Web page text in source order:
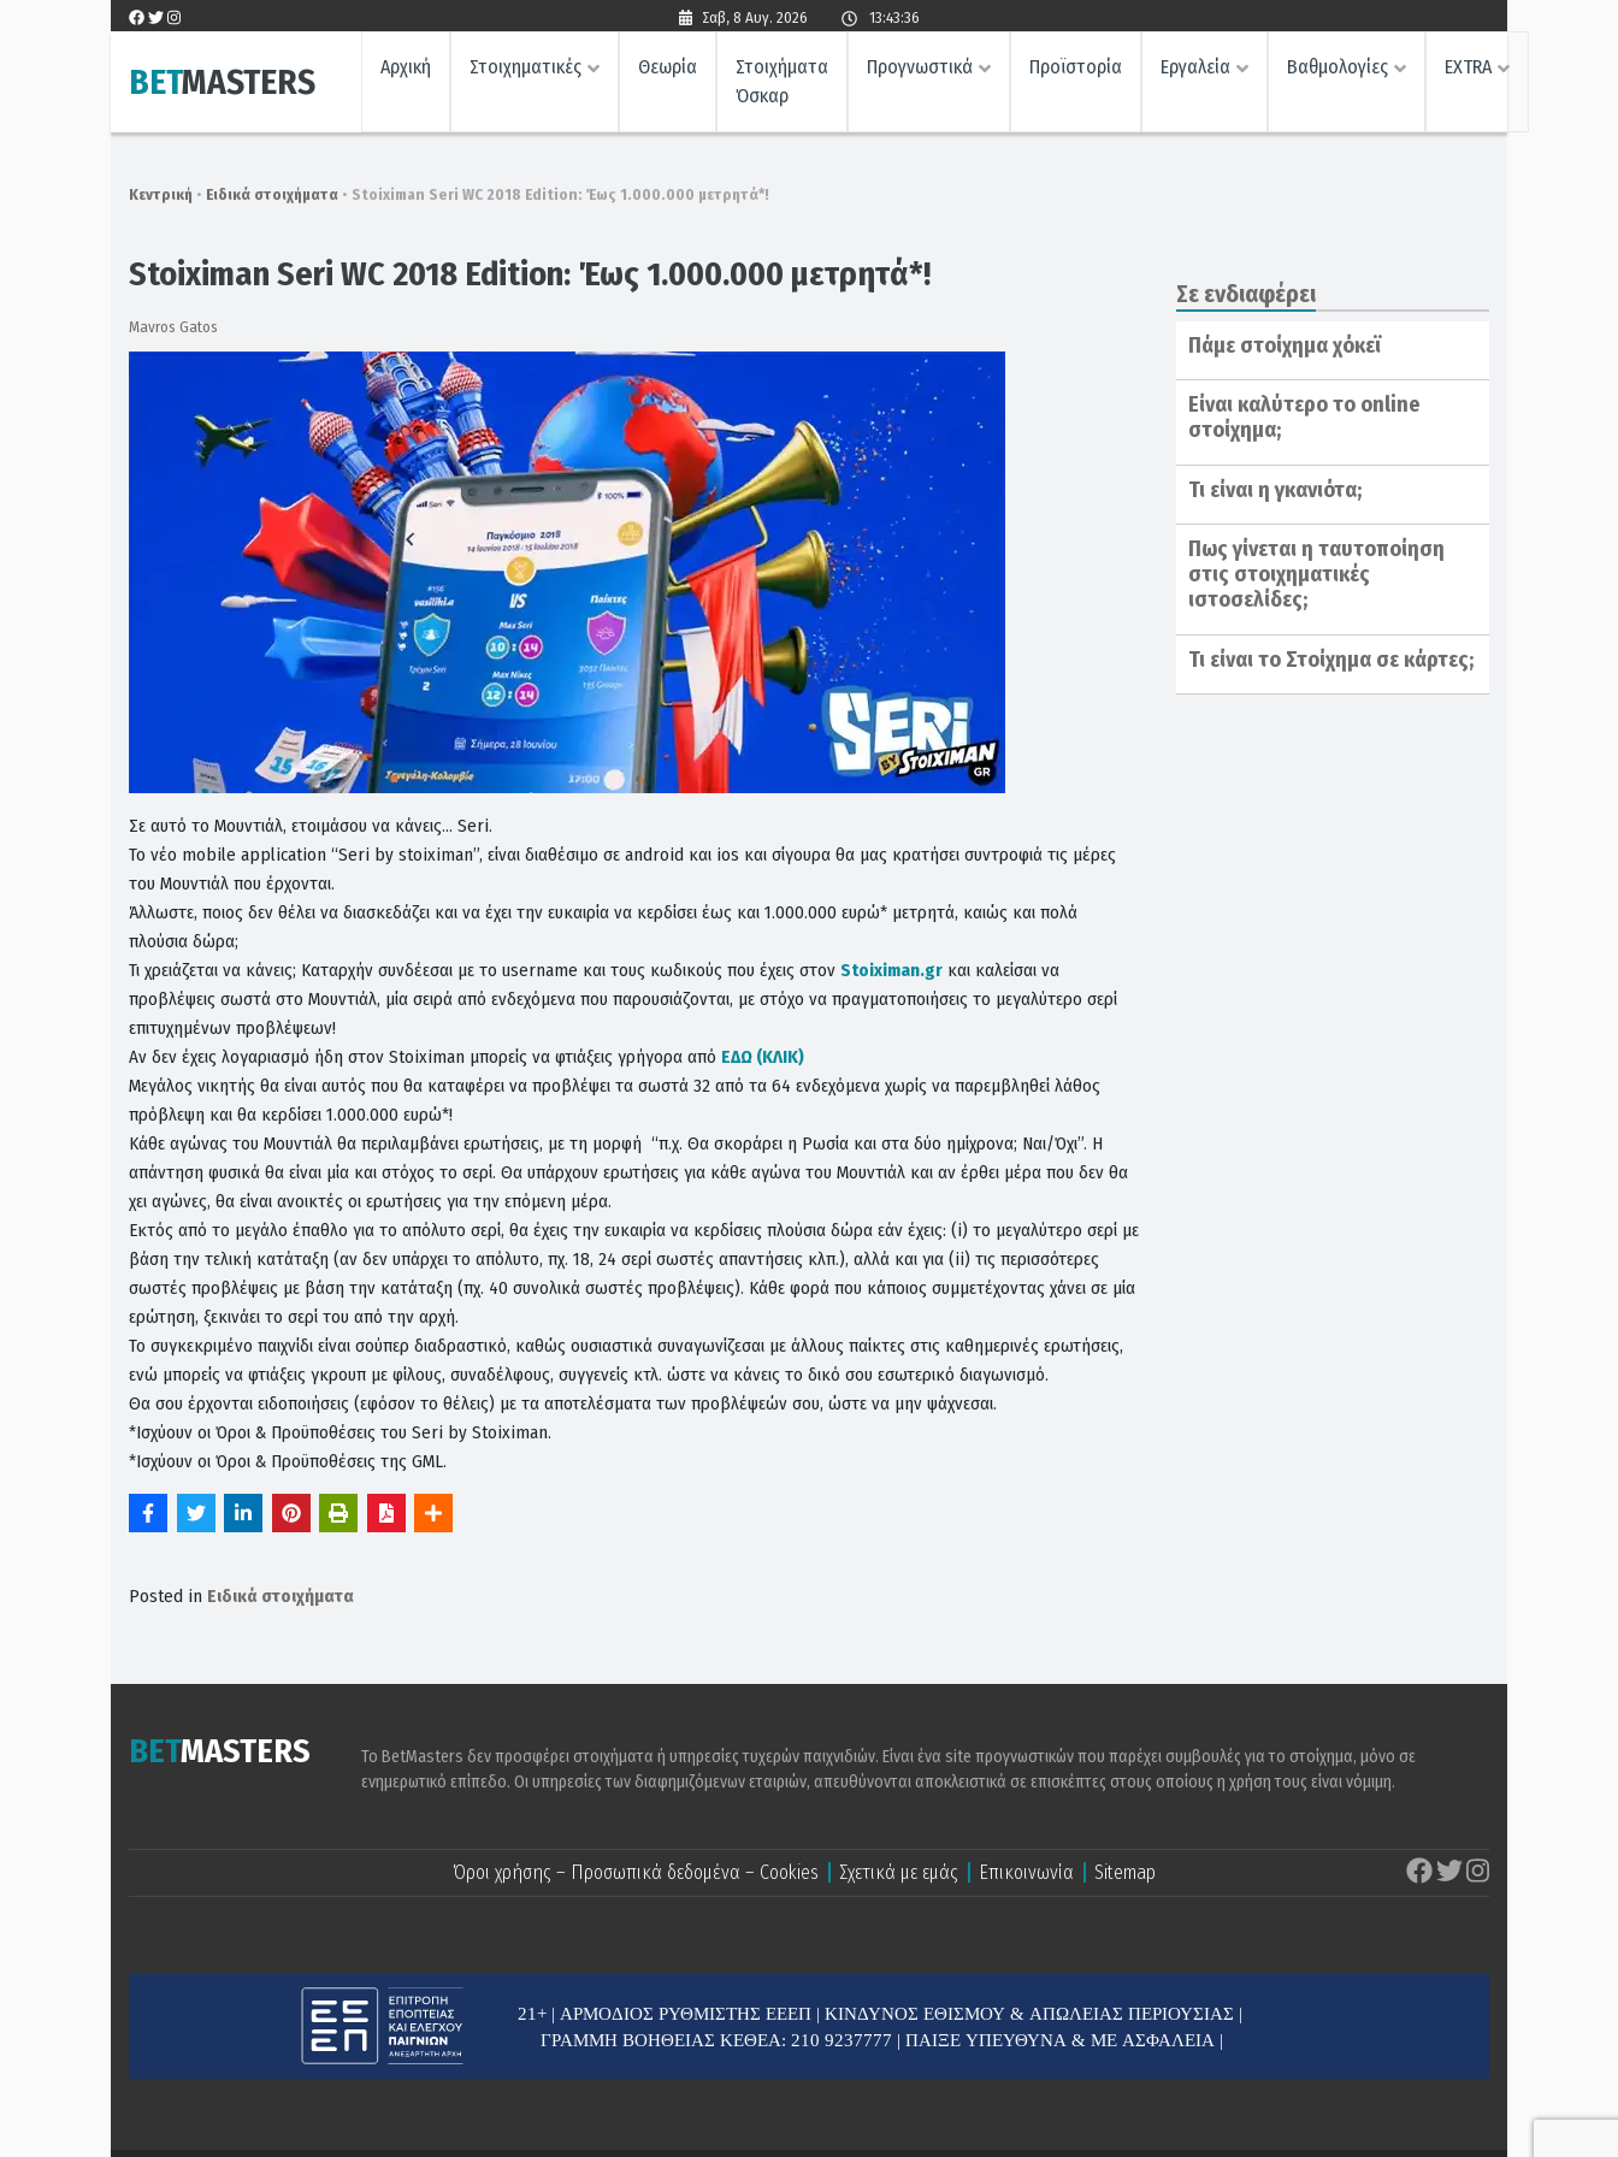
Skip
to
content
Σαβ, 8 Αυγ. 2026 13:43:37
BETMASTERS Αρχική Στοιχηματικές Θεωρία
Στοιχήματα
Όσκαρ
Προγνωστικά Προϊστορία Εργαλεία Βαθμολογίες EXTRA
Κεντρική • Ειδικά στοιχήματα • Stoiximan Seri WC 2018 Edition: Έως 1.000.000 μετρητά*!
Stoiximan Seri WC 2018 Edition: Έως 1.000.000 μετρητά*!
Mavros Gatos
Σε αυτό το Μουντιάλ, ετοιμάσου να κάνεις… Seri.
Το νέο mobile application “Seri by stoiximan”, είναι διαθέσιμο σε android και ios και σίγουρα θα μας κρατήσει συντροφιά τις μέρες
του Μουντιάλ που έρχονται.
Άλλωστε, ποιος δεν θέλει να διασκεδάζει και να έχει την ευκαιρία να κερδίσει έως και 1.000.000 ευρώ* μετρητά, καιώς και πολά
πλούσια δώρα;
Τι χρειάζεται να κάνεις; Καταρχήν συνδέεσαι με το username και τους κωδικούς που έχεις στον Stoiximan.gr και καλείσαι να
προβλέψεις σωστά στο Μουντιάλ, μία σειρά από ενδεχόμενα που παρουσιάζονται, με στόχο να πραγματοποιήσεις το μεγαλύτερο σερί
επιτυχημένων προβλέψεων!
Αν δεν έχεις λογαριασμό ήδη στον Stoiximan μπορείς να φτιάξεις γρήγορα από ΕΔΩ (ΚΛΙΚ)
Μεγάλος νικητής θα είναι αυτός που θα καταφέρει να προβλέψει τα σωστά 32 από τα 64 ενδεχόμενα χωρίς να παρεμβληθεί λάθος
πρόβλεψη και θα κερδίσει 1.000.000 ευρώ*!
Κάθε αγώνας του Μουντιάλ θα περιλαμβάνει ερωτήσεις, με τη μορφή “π.χ. Θα σκοράρει η Ρωσία και στα δύο ημίχρονα; Ναι/Όχι”. Η
απάντηση φυσικά θα είναι μία και στόχος το σερί. Θα υπάρχουν ερωτήσεις για κάθε αγώνα του Μουντιάλ και αν έρθει μέρα που δεν θα
χει αγώνες, θα είναι ανοικτές οι ερωτήσεις για την επόμενη μέρα.
Εκτός από το μεγάλο έπαθλο για το απόλυτο σερί, θα έχεις την ευκαιρία να κερδίσεις πλούσια δώρα εάν έχεις: (i) το μεγαλύτερο σερί με
βάση την τελική κατάταξη (αν δεν υπάρχει το απόλυτο, πχ. 18, 24 σερί σωστές απαντήσεις κλπ.), αλλά και για (ii) τις περισσότερες
σωστές προβλέψεις με βάση την κατάταξη (πχ. 40 συνολικά σωστές προβλέψεις). Κάθε φορά που κάποιος συμμετέχοντας χάνει σε μία
ερώτηση, ξεκινάει το σερί του από την αρχή.
Το συγκεκριμένο παιχνίδι είναι σούπερ διαδραστικό, καθώς ουσιαστικά συναγωνίζεσαι με άλλους παίκτες στις καθημερινές ερωτήσεις,
ενώ μπορείς να φτιάξεις γκρουπ με φίλους, συναδέλφους, συγγενείς κτλ. ώστε να κάνεις το δικό σου εσωτερικό διαγωνισμό.
Θα σου έρχονται ειδοποιήσεις (εφόσον το θέλεις) με τα αποτελέσματα των προβλέψεών σου, ώστε να μην ψάχνεσαι.
*Ισχύουν οι Όροι & Προϋποθέσεις του Seri by Stoiximan.
*Ισχύουν οι Όροι & Προϋποθέσεις της GML.
Σε ενδιαφέρει
Πάμε στοίχημα χόκεϊ
Είναι καλύτερο το online
στοίχημα;
Τι είναι η γκανιότα;
Πως γίνεται η ταυτοποίηση
στις στοιχηματικές
ιστοσελίδες;
Τι είναι το Στοίχημα σε κάρτες;
Posted in Ειδικά στοιχήματα
BETMASTERS
Το BetMasters δεν προσφέρει στοιχήματα ή υπηρεσίες τυχερών παιχνιδιών. Είναι ένα site προγνωστικών που παρέχει συμβουλές για το στοίχημα, μόνο σε
ενημερωτικό επίπεδο. Οι υπηρεσίες των διαφημιζόμενων εταιριών, απευθύνονται αποκλειστικά σε επισκέπτες στους οποίους η χρήση τους είναι νόμιμη.
Όροι χρήσης – Προσωπικά δεδομένα – Cookies Σχετικά με εμάς Επικοινωνία Sitemap